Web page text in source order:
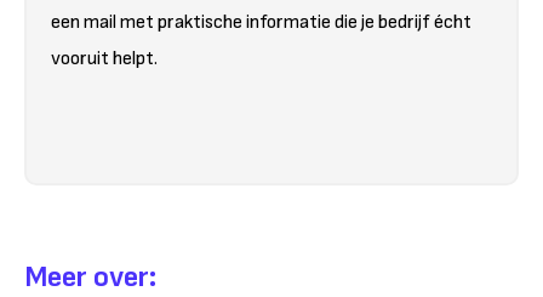
een mail met praktische informatie die je bedrijf écht
vooruit helpt.
Meer over: